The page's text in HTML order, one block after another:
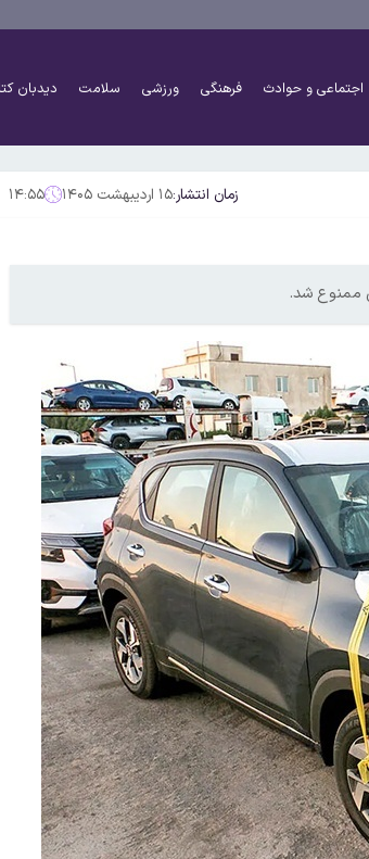
اجتماعی و حوادث فرهنگی ورزشی سلامت دیدبان
زمان انتشار:۱۵ اردیبهشت ۱۴۰۵ ۱۴:۵۵
ممنوع شد.